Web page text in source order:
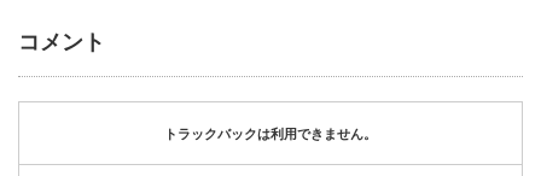
コメント
トラックバックは利用できません。